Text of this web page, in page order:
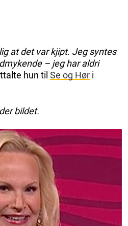
at det var kjipt. Jeg syntes
– jeg har aldri
hun til Se og Hør i
bildet.